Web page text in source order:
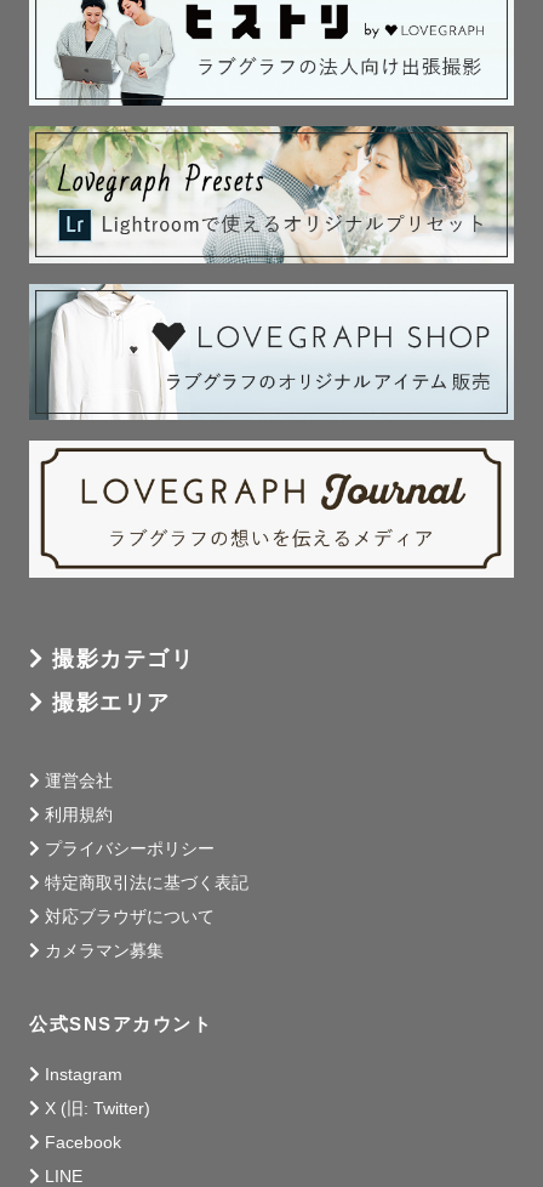
撮影カテゴリ
撮影エリア
運営会社
利用規約
プライバシーポリシー
特定商取引法に基づく表記
対応ブラウザについて
カメラマン募集
公式SNSアカウント
Instagram
X (旧: Twitter)
Facebook
LINE